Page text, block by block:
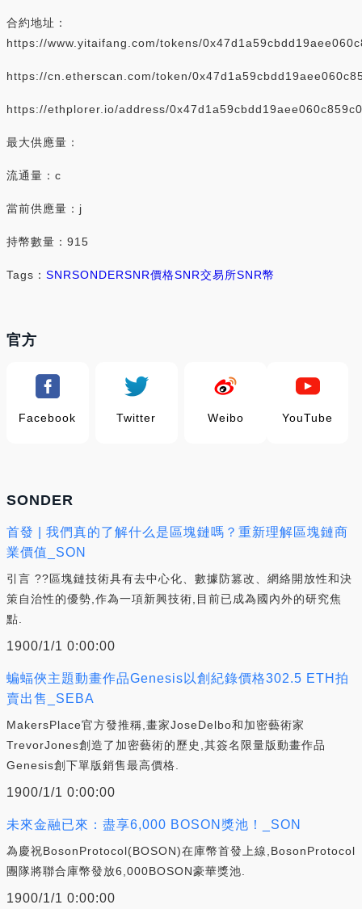
合約地址：
https://www.yitaifang.com/tokens/
https://cn.etherscan.com/token/
https://ethplorer.io/address/
最大供應量：
流通量：c
當前供應量：j
持幣數量：915
Tags： SNRSONDERSNR價格SNR交易所SNR幣
官方
Facebook Twitter Weibo YouTube
SONDER
首發 | 我們真的了解什么是區塊鏈嗎？重新理解區塊鏈商
業價值_SON
引言 ??區塊鏈技術具有去中心化、數據防篡改、網絡開放性和決
策自治性的優勢,作為一項新興技術,目前已成為國內外的研究焦
點.
1900/1/1 0:00:00
蝙蝠俠主題動畫作品Genesis以創紀錄價格302.5 ETH拍
賣出售_SEBA
MakersPlace官方發推稱,畫家JoseDelbo和加密藝術家
TrevorJones創造了加密藝術的歷史,其簽名限量版動畫作品
Genesis創下單版銷售最高價格.
1900/1/1 0:00:00
未來金融已來：盡享6,000 BOSON獎池！_SON
為慶祝BosonProtocol(BOSON)在庫幣首發上線,BosonProtocol
團隊將聯合庫幣發放6,000BOSON豪華獎池.
1900/1/1 0:00:00